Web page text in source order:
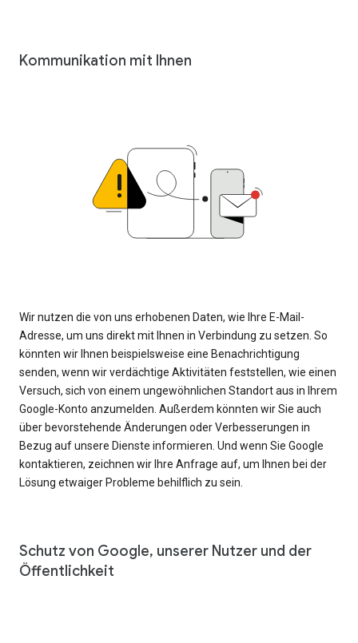
Kommunikation mit Ihnen
Wir nutzen die von uns erhobenen Daten, wie Ihre E-Mail-
Adresse, um uns direkt mit Ihnen in Verbindung zu setzen. So
könnten wir Ihnen beispielsweise eine Benachrichtigung
senden, wenn wir verdächtige Aktivitäten feststellen, wie einen
Versuch, sich von einem ungewöhnlichen Standort aus in Ihrem
Google-Konto anzumelden. Außerdem könnten wir Sie auch
über bevorstehende Änderungen oder Verbesserungen in
Bezug auf unsere Dienste informieren. Und wenn Sie Google
kontaktieren, zeichnen wir Ihre Anfrage auf, um Ihnen bei der
Lösung etwaiger Probleme behilflich zu sein.
Schutz von Google, unserer Nutzer und der
Öffentlichkeit